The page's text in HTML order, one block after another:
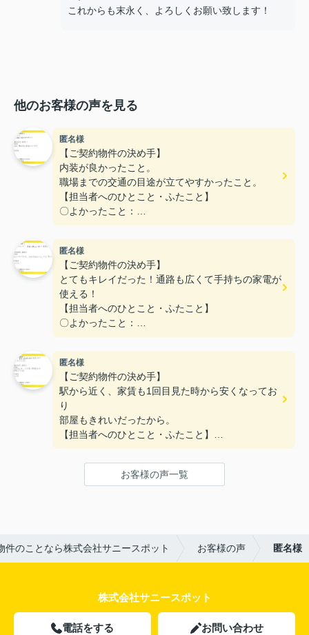
これからも末永く、よろしくお願い致します！
他のお客様の声を見る
匿名様
【ご契約物件の決め手】
内装が良かったこと。
職場までの交通の目途が立てやすかったこと。
【担当者へのひとこと・ふたこと】
〇よかったこと：
こまかい所まで丁寧な対応をありがとうございまし
た。
〇悪かったこと：
匿名様
【ご契約物件の決め手】
とてもキレイだった！通路も広くて手持ちの家電が
使える！
【担当者へのひとこと・ふたこと】
〇よかったこと：
対応がとてもやわらかく、不なれな私たちにとって
とても安心できた。
〇悪かったこと：
とくになし！
匿名様
【ご契約物件の決め手】
駅から近く、家賃も1回目見た時から安くなってお
り
部屋もきれいだったから。
【担当者へのひとこと・ふたこと】
〇よかったこと：
何も分からない私達に一から丁寧に説明をしていた
だき、ありがとうございます。
お客様の声一覧
のことなら株式会社サニースポット お客様の声 匿名様
株式会社サニースポット
電話をする お問い合わせ